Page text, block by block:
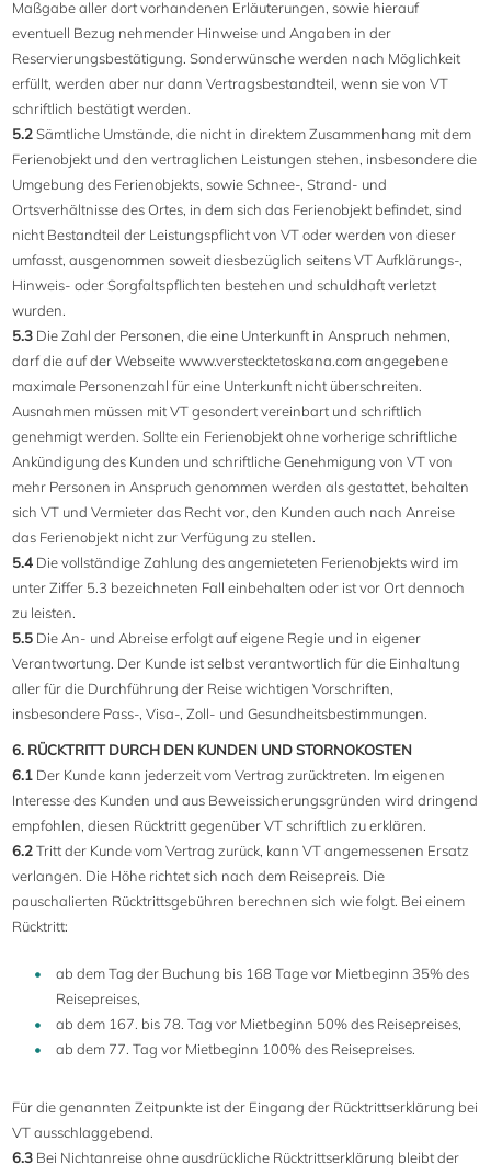
Maßgabe aller dort vorhandenen Erläuterungen, sowie hierauf
eventuell Bezug nehmender Hinweise und Angaben in der
Reservierungsbestätigung. Sonderwünsche werden nach Möglichkeit
erfüllt, werden aber nur dann Vertragsbestandteil, wenn sie von VT
schriftlich bestätigt werden.
5.2Sämtliche Umstände, die nicht in direktem Zusammenhang mit dem
Ferienobjekt und den vertraglichen Leistungen stehen, insbesondere die
Umgebung des Ferienobjekts, sowie Schnee-, Strand- und
Ortsverhältnisse des Ortes, in dem sich das Ferienobjekt befindet, sind
nicht Bestandteil der Leistungspflicht von VT oder werden von dieser
umfasst, ausgenommen soweit diesbezüglich seitens VT Aufklärungs-,
Hinweis- oder Sorgfaltspflichten bestehen und schuldhaft verletzt
wurden.
5.3 Die Zahl der Personen, die eine Unterkunft in Anspruch nehmen,
darf die auf der Webseite www.verstecktetoskana.com angegebene
maximale Personenzahl für eine Unterkunft nicht überschreiten.
Ausnahmen müssen mit VT gesondert vereinbart und schriftlich
genehmigt werden. Sollte ein Ferienobjekt ohne vorherige schriftliche
Ankündigung des Kunden und schriftliche Genehmigung von VT von
mehr Personen in Anspruch genommen werden als gestattet, behalten
sich VT und Vermieter das Recht vor, den Kunden auch nach Anreise
das Ferienobjekt nicht zur Verfügung zu stellen.
5.4 Die vollständige Zahlung des angemieteten Ferienobjekts wird im
unter Ziffer 5.3 bezeichneten Fall einbehalten oder ist vor Ort dennoch
zu leisten.
5.5 Die An- und Abreise erfolgt auf eigene Regie und in eigener
Verantwortung. Der Kunde ist selbst verantwortlich für die Einhaltung
aller für die Durchführung der Reise wichtigen Vorschriften,
insbesondere Pass-, Visa-, Zoll- und Gesundheitsbestimmungen.
6. RÜCKTRITT DURCH DEN KUNDEN UND STORNOKOSTEN
6.1 Der Kunde kann jederzeit vom Vertrag zurücktreten. Im eigenen
Interesse des Kunden und aus Beweissicherungsgründen wird dringend
empfohlen, diesen Rücktritt gegenüber VT schriftlich zu erklären.
6.2Tritt der Kunde vom Vertrag zurück, kann VT angemessenen Ersatz
verlangen. Die Höhe richtet sich nach dem Reisepreis. Die
pauschalierten Rücktrittsgebühren berechnen sich wie folgt. Bei einem
Rücktritt:
ab dem Tag der Buchung bis 168 Tage vor Mietbeginn 35% des
Reisepreises,
ab dem 167. bis 78. Tag vor Mietbeginn 50% des Reisepreises,
ab dem 77. Tag vor Mietbeginn 100% des Reisepreises.
Für die genannten Zeitpunkte ist der Eingang der Rücktrittserklärung bei
VT ausschlaggebend.
6.3 Bei Nichtanreise ohne ausdrückliche Rücktrittserklärung bleibt der